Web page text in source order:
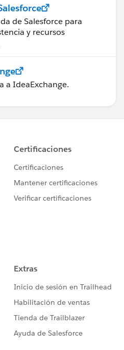
de Salesforce para
y recursos
a IdeaExchange.